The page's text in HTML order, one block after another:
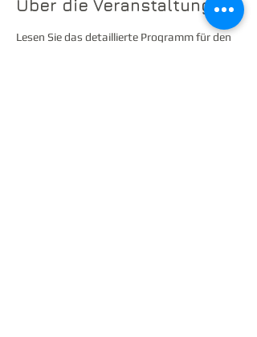
Über die Veranstaltung
Lesen Sie das detaillierte Programm für den